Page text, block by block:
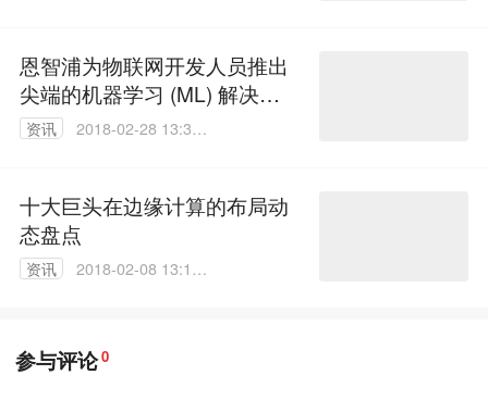
恩智浦为物联网开发人员推出
尖端的机器学习 (ML) 解决方
案
资讯
2018-02-28 13:30:
十大巨头在边缘计算的布局动
态盘点
资讯
2018-02-08 13:11:
参与评论0